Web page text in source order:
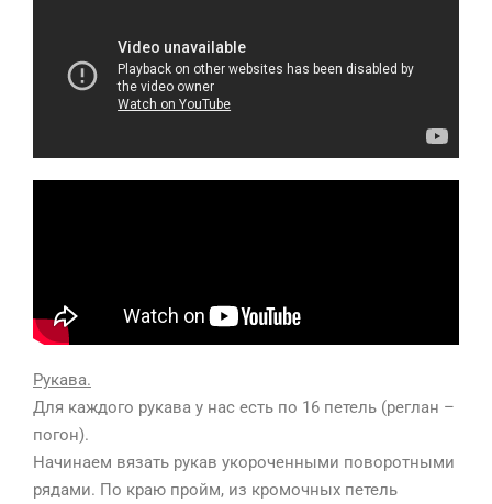
Рукава.
Для каждого рукава у нас есть по 16 петель (реглан –
погон).
Начинаем вязать рукав укороченными поворотными
рядами. По краю пройм, из кромочных петель